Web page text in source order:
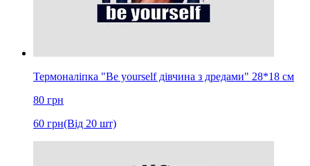
Термоналіпка "Be yourself дівчина з дредами" 28*18 см
80 грн
60 грн(Від 20 шт)